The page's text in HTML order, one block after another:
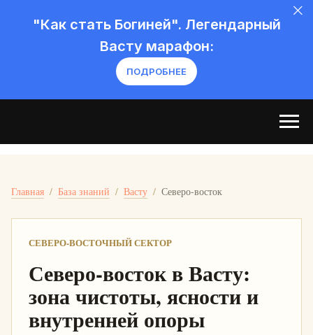
"Как стать Богиней". Легендарный
Васту марафон:
ПОДРОБНЕЕ
Главная / База знаний / Васту / Северо-восток
СЕВЕРО-ВОСТОЧНЫЙ СЕКТОР
Северо-восток в Васту:
зона чистоты, ясности и
внутренней опоры